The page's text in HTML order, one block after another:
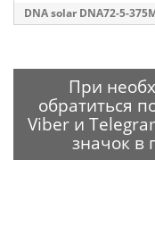
DNA solar DNA72-5-
При
обратиться
Viber и
значок в